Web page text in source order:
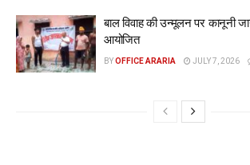
बाल विवाह की उन्मूलन पर कानूनी
आयोजित
BYOFFICE ARARIA JULY 7, 2026